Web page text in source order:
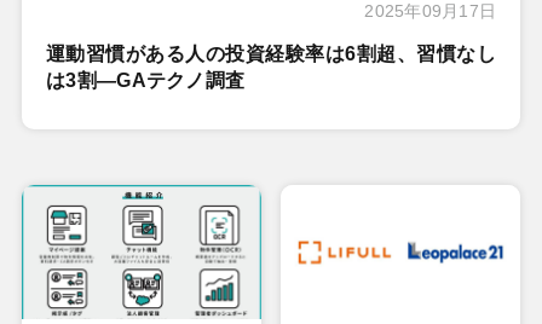
2025年09月17日
運動習慣がある人の投資経験率は6割超、習慣なし
は3割―GAテクノ調査